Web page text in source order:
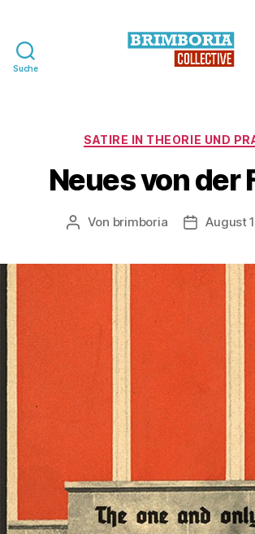
Suche
Kategorien
SATIRE IN THEORIE UND
Neues von der
Beitragsautor
Von brimboria August